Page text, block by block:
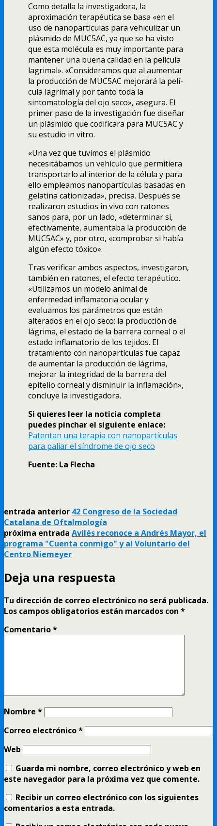
Como detalla la investigadora, la
aproximación terapéutica se basa «en el
uso de nanopartí­culas para vehiculizar un
plásmido de MUC5AC, ya que se ha visto
que esta molécula es muy importante para
mantener una buena calidad en la pelí­cula
lagrimal». «Consideramos que al aumentar
la producción de MUC5AC mejorará la pelí­
cula lagrimal y por tanto toda la
sintomatologí­a del ojo seco», asegura. El
primer paso de la investigación fue diseñar
un plásmido que codificara para MUC5AC y
su estudio in vitro.
«Una vez que tuvimos el plásmido
necesitábamos un vehí­culo que permitiera
transportarlo al interior de la célula y para
ello empleamos nanopartí­culas basadas en
gelatina cationizada», precisa. Después se
realizaron estudios in vivo con ratones
sanos para, por un lado, «determinar si,
efectivamente, aumentaba la producción de
MUC5AC» y, por otro, «comprobar si habí­a
algún efecto tóxico».
Tras verificar ambos aspectos, investigaron,
también en ratones, el efecto terapéutico.
«Utilizamos un modelo animal de
enfermedad inflamatoria ocular y
evaluamos los parámetros que están
alterados en el ojo seco: la producción de
lágrima, el estado de la barrera corneal o el
estado inflamatorio de los tejidos. El
tratamiento con nanopartí­culas fue capaz
de aumentar la producción de lágrima,
mejorar la integridad de la barrera del
epitelio corneal y disminuir la inflamación»,
concluye la investigadora.
Si quieres leer la noticia completa
puedes pinchar el siguiente enlace:
Patentan una terapia con nanopartí­culas
para paliar el sí­ndrome de ojo seco
Fuente: La Flecha
entrada anterior 42 Congreso de la Sociedad
Catalana de Oftalmologí­a
próxima entrada Avilés reconoce a Andrés Mayor, el
programa "Cuenta conmigo" y al Voluntario del
Centro Niemeyer
Deja una respuesta
Tu dirección de correo electrónico no será publicada.
Los campos obligatorios están marcados con *
Comentario*
Nombre *
Correo electrónico*
Web
Guarda mi nombre, correo electrónico y web en
este navegador para la próxima vez que comente.
Recibir un correo electrónico con los siguientes
comentarios a esta entrada.